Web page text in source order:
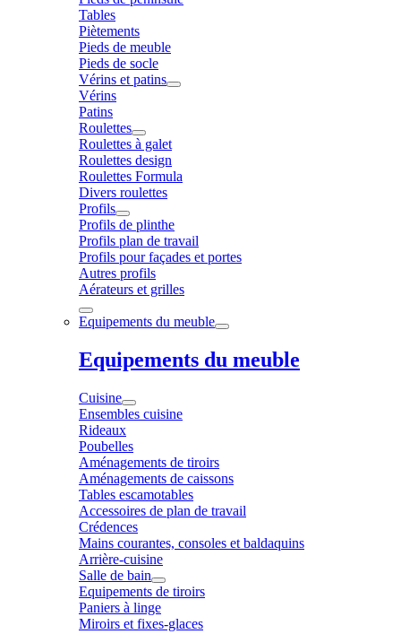
Tables
Piètements
Pieds de meuble
Pieds de socle
Vérins et patins
Vérins
Patins
Roulettes
Roulettes à galet
Roulettes design
Roulettes Formula
Divers roulettes
Profils
Profils de plinthe
Profils plan de travail
Profils pour façades et portes
Autres profils
Aérateurs et grilles
Equipements du meuble
Equipements du meuble
Cuisine
Ensembles cuisine
Rideaux
Poubelles
Aménagements de tiroirs
Aménagements de caissons
Tables escamotables
Accessoires de plan de travail
Crédences
Mains courantes, consoles et baldaquins
Arrière-cuisine
Salle de bain
Equipements de tiroirs
Paniers à linge
Miroirs et fixes-glaces